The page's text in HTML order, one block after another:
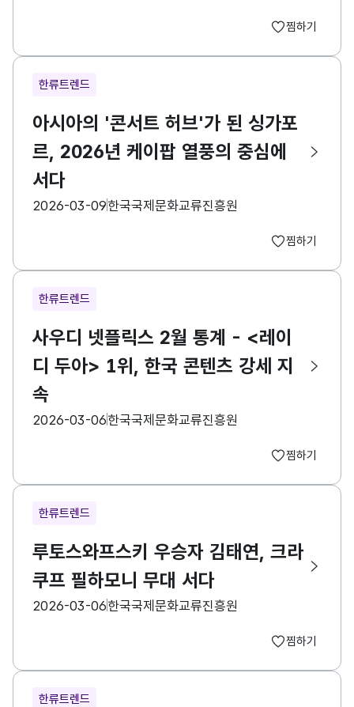
찜하기
한류트렌드
아시아의 '콘서트 허브'가 된 싱가포
르, 2026년 케이팝 열풍의 중심에
서다
등록일
2026-03-09수집기관한국국제문화교류진흥원
찜하기
한류트렌드
사우디 넷플릭스 2월 통계 - <레이
디 두아> 1위, 한국 콘텐츠 강세 지
속
등록일
2026-03-06수집기관한국국제문화교류진흥원
찜하기
한류트렌드
루토스와프스키 우승자 김태연, 크라
쿠프 필하모니 무대 서다
등록일
2026-03-06수집기관한국국제문화교류진흥원
찜하기
한류트렌드